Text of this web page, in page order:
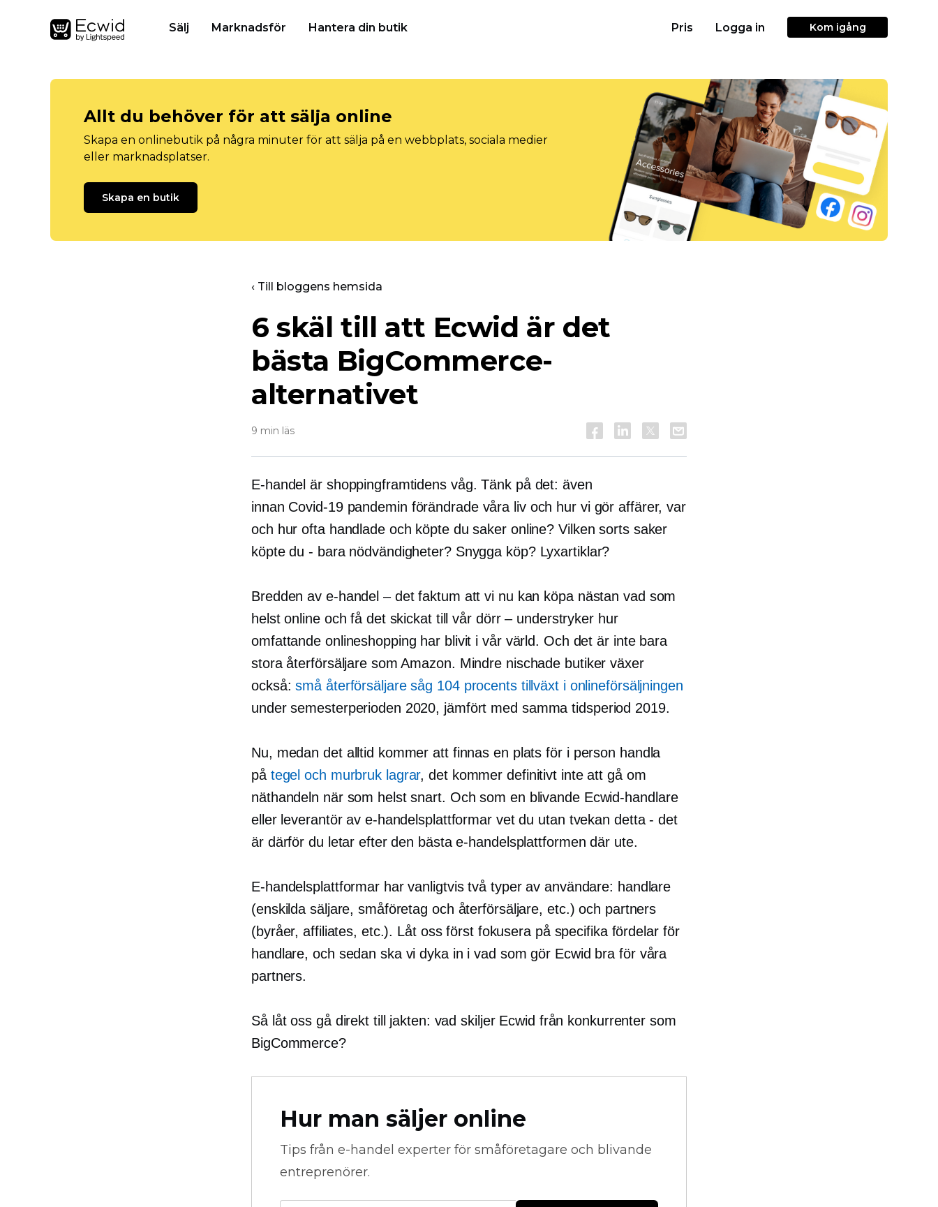
Sälj Marknadsför Hantera din butik Pris Logga in Kom igång
Allt du behöver för att sälja online
Skapa en onlinebutik på några minuter för att sälja på en webbplats, sociala medier
eller marknadsplatser.
Skapa en butik
‹ Till bloggens hemsida
6 skäl till att Ecwid är det
bästa BigCommerce-
alternativet
9 min läs
E-handel är shoppingframtidens våg. Tänk på det: även
innan Covid-19pandemin förändrade våra liv och hur vi gör affärer, var
och hur ofta handlade och köpte du saker online? Vilken sorts saker
köpte du - bara nödvändigheter? Snygga köp? Lyxartiklar?
Bredden av e-handel – det faktum att vi nu kan köpa nästan vad som
helst online och få det skickat till vår dörr – understryker hur
omfattande onlineshopping har blivit i vår värld. Och det är inte bara
stora återförsäljare som Amazon. Mindre nischade butiker växer
också:små återförsäljare såg 104 procents tillväxt i onlineförsäljningen
under semesterperioden 2020, jämfört med samma tidsperiod 2019.
Nu, medan det alltid kommer att finnas en plats för i person handla
på tegel och murbruk lagrar, det kommer definitivt inte att gå om
näthandeln när som helst snart. Och som en blivande Ecwid-handlare
eller leverantör av e-handelsplattformar vet du utan tvekan detta - det
är därför du letar efter den bästa e-handelsplattformen där ute.
E-handelsplattformar har vanligtvis två typer av användare: handlare
(enskilda säljare, småföretag och återförsäljare, etc.) och partners
(byråer, affiliates, etc.). Låt oss först fokusera på specifika fördelar för
handlare, och sedan ska vi dyka in i vad som gör Ecwid bra för våra
partners.
Så låt oss gå direkt till jakten: vad skiljer Ecwid från konkurrenter som
BigCommerce?
Hur man säljer online
Tips från e-handel experter för småföretagare och blivande
entreprenörer.